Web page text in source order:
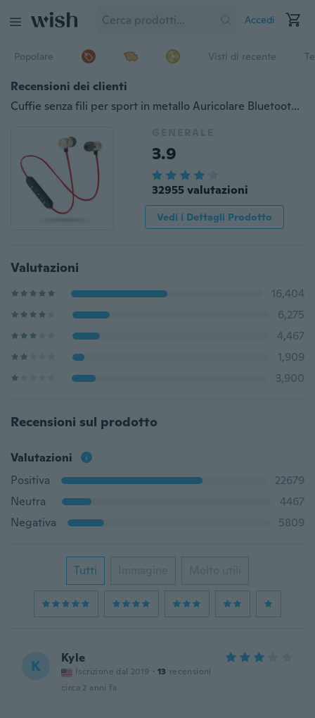
Accedi
Popolare Visti di recente
Recensioni dei clienti
Cuffie senza fili per sport in metallo Auricolare Bluetooth Auricolare antisudore Auricolare magnetico Auricolare stereo per telefono cellulare
GENERALE
3.9
32955 valutazioni
Vedi i Dettagli Prodotto
Valutazioni
16,404
6,275
4,467
1,909
3,900
Recensioni sul prodotto
Valutazioni
Positiva
22679
Neutra
4467
Negativa
5809
Tutti Immagine Molto utili
K Kyle
Iscrizione dal 2019 · 13 recensioni
circa 2 anni fa